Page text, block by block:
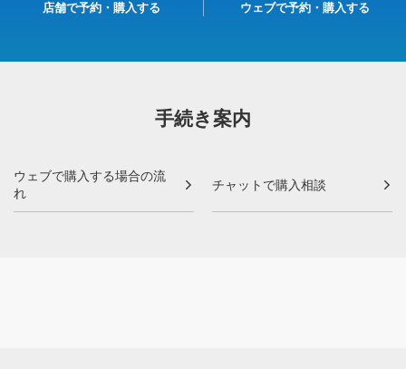
店舗で予約・購入する ウェブで予約・購入する
手続き案内
ウェブで購入する場合の流
れ
チャットで購入相談